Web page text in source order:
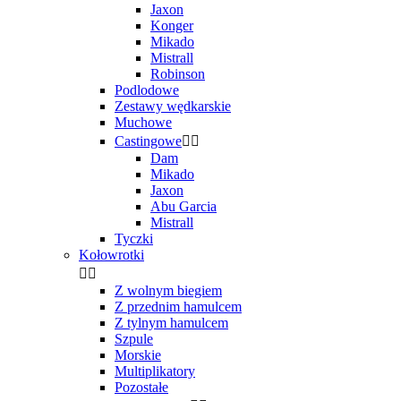
Jaxon
Konger
Mikado
Mistrall
Robinson
Podlodowe
Zestawy wędkarskie
Muchowe
Castingowe 
Dam
Mikado
Jaxon
Abu Garcia
Mistrall
Tyczki
Kołowrotki
 
Z wolnym biegiem
Z przednim hamulcem
Z tylnym hamulcem
Szpule
Morskie
Multiplikatory
Pozostałe